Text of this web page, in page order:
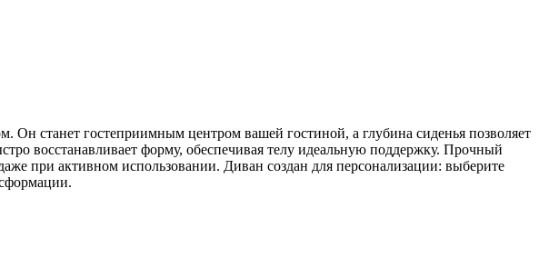
станет гостеприимным центром вашей гостиной, а глубина сиденья позволяет
восстанавливает форму, обеспечивая телу идеальную поддержку. Прочный
при активном использовании. Диван создан для персонализации: выберите